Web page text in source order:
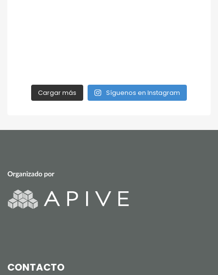
Cargar más Síguenos en Instagram
CONTACTO